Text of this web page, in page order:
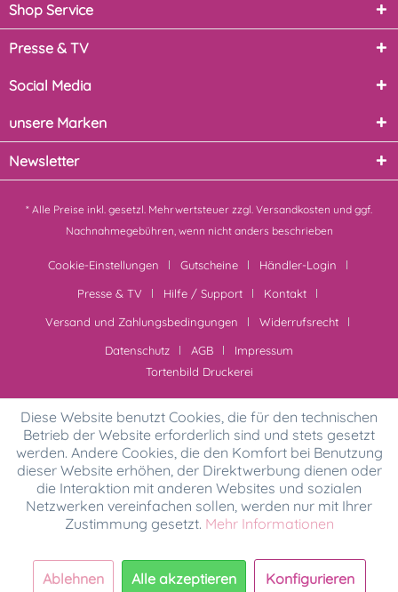
Shop Service
Presse & TV
Social Media
unsere Marken
Newsletter
* Alle Preise inkl. gesetzl. Mehrwertsteuer zzgl. Versandkosten und ggf.
Nachnahmegebühren, wenn nicht anders beschrieben
Cookie-Einstellungen Gutscheine
Händler-Login
Presse & TV
Hilfe / Support
Kontakt
Versand und Zahlungsbedingungen
Widerrufsrecht
Datenschutz
AGB
Impressum
Tortenbild Druckerei
Diese Website benutzt Cookies, die für den technischen
Betrieb der Website erforderlich sind und stets gesetzt
werden. Andere Cookies, die den Komfort bei Benutzung
dieser Website erhöhen, der Direktwerbung dienen oder
die Interaktion mit anderen Websites und sozialen
Netzwerken vereinfachen sollen, werden nur mit Ihrer
Zustimmung gesetzt. Mehr Informationen
Ablehnen Alle akzeptieren Konfigurieren